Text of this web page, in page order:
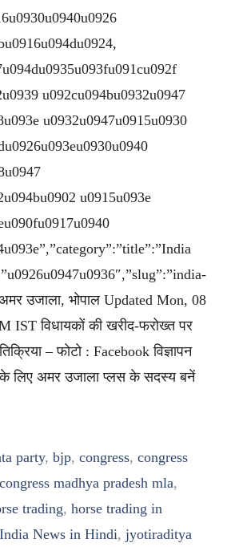
u092cu094bu0932u0947
u0932u0947u0915u0930
u0915u093e
उजाला, भोपाल Updated Mon, 08
IST विधायकों की खरीद-फरोख्त पर
– फोटो : Facebook विज्ञापन
लिए अमर उजाला प्लस के सदस्य बनें
party, bjp, congress, congress
congress madhya pradesh mla,
trading, horse trading in
India News in Hindi, jyotiraditya